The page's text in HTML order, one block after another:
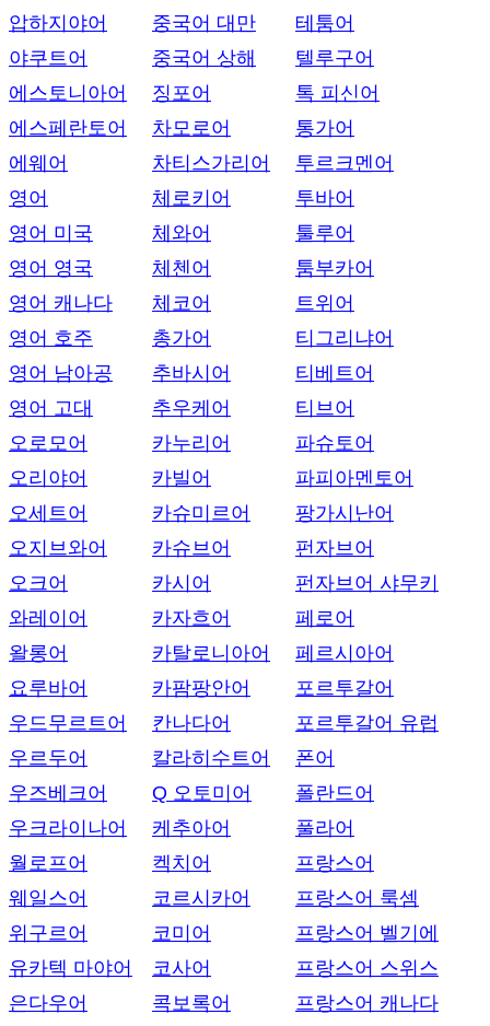
압하지야어
야쿠트어
에스토니아어
에스페란토어
에웨어
영어
영어 미국
영어 영국
영어 캐나다
영어 호주
영어 남아공
영어 고대
오로모어
오리야어
오세트어
오지브와어
오크어
와레이어
왈롱어
요루바어
우드무르트어
우르두어
우즈베크어
우크라이나어
월로프어
웨일스어
위구르어
유카텍 마야어
은다우어
중국어 대만
중국어 상해
징포어
차모로어
차티스가리어
체로키어
체와어
체첸어
체코어
총가어
추바시어
추우케어
카누리어
카빌어
카슈미르어
카슈브어
카시어
카자흐어
카탈로니아어
카팜팡안어
칸나다어
칼라히수트어
Q 오토미어
케추아어
켁치어
코르시카어
코미어
코사어
콕보록어
테툼어
텔루구어
톡 피신어
통가어
투르크멘어
투바어
툴루어
툼부카어
트위어
티그리냐어
티베트어
티브어
파슈토어
파피아멘토어
팡가시난어
펀자브어
펀자브어 샤무키
페로어
페르시아어
포르투갈어
포르투갈어 유럽
폰어
폴란드어
풀라어
프랑스어
프랑스어 룩셈
프랑스어 벨기에
프랑스어 스위스
프랑스어 캐나다